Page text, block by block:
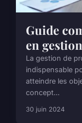
Guide
en
La gestion de
indispensable
atteindre les
concept...
30 juin 2024